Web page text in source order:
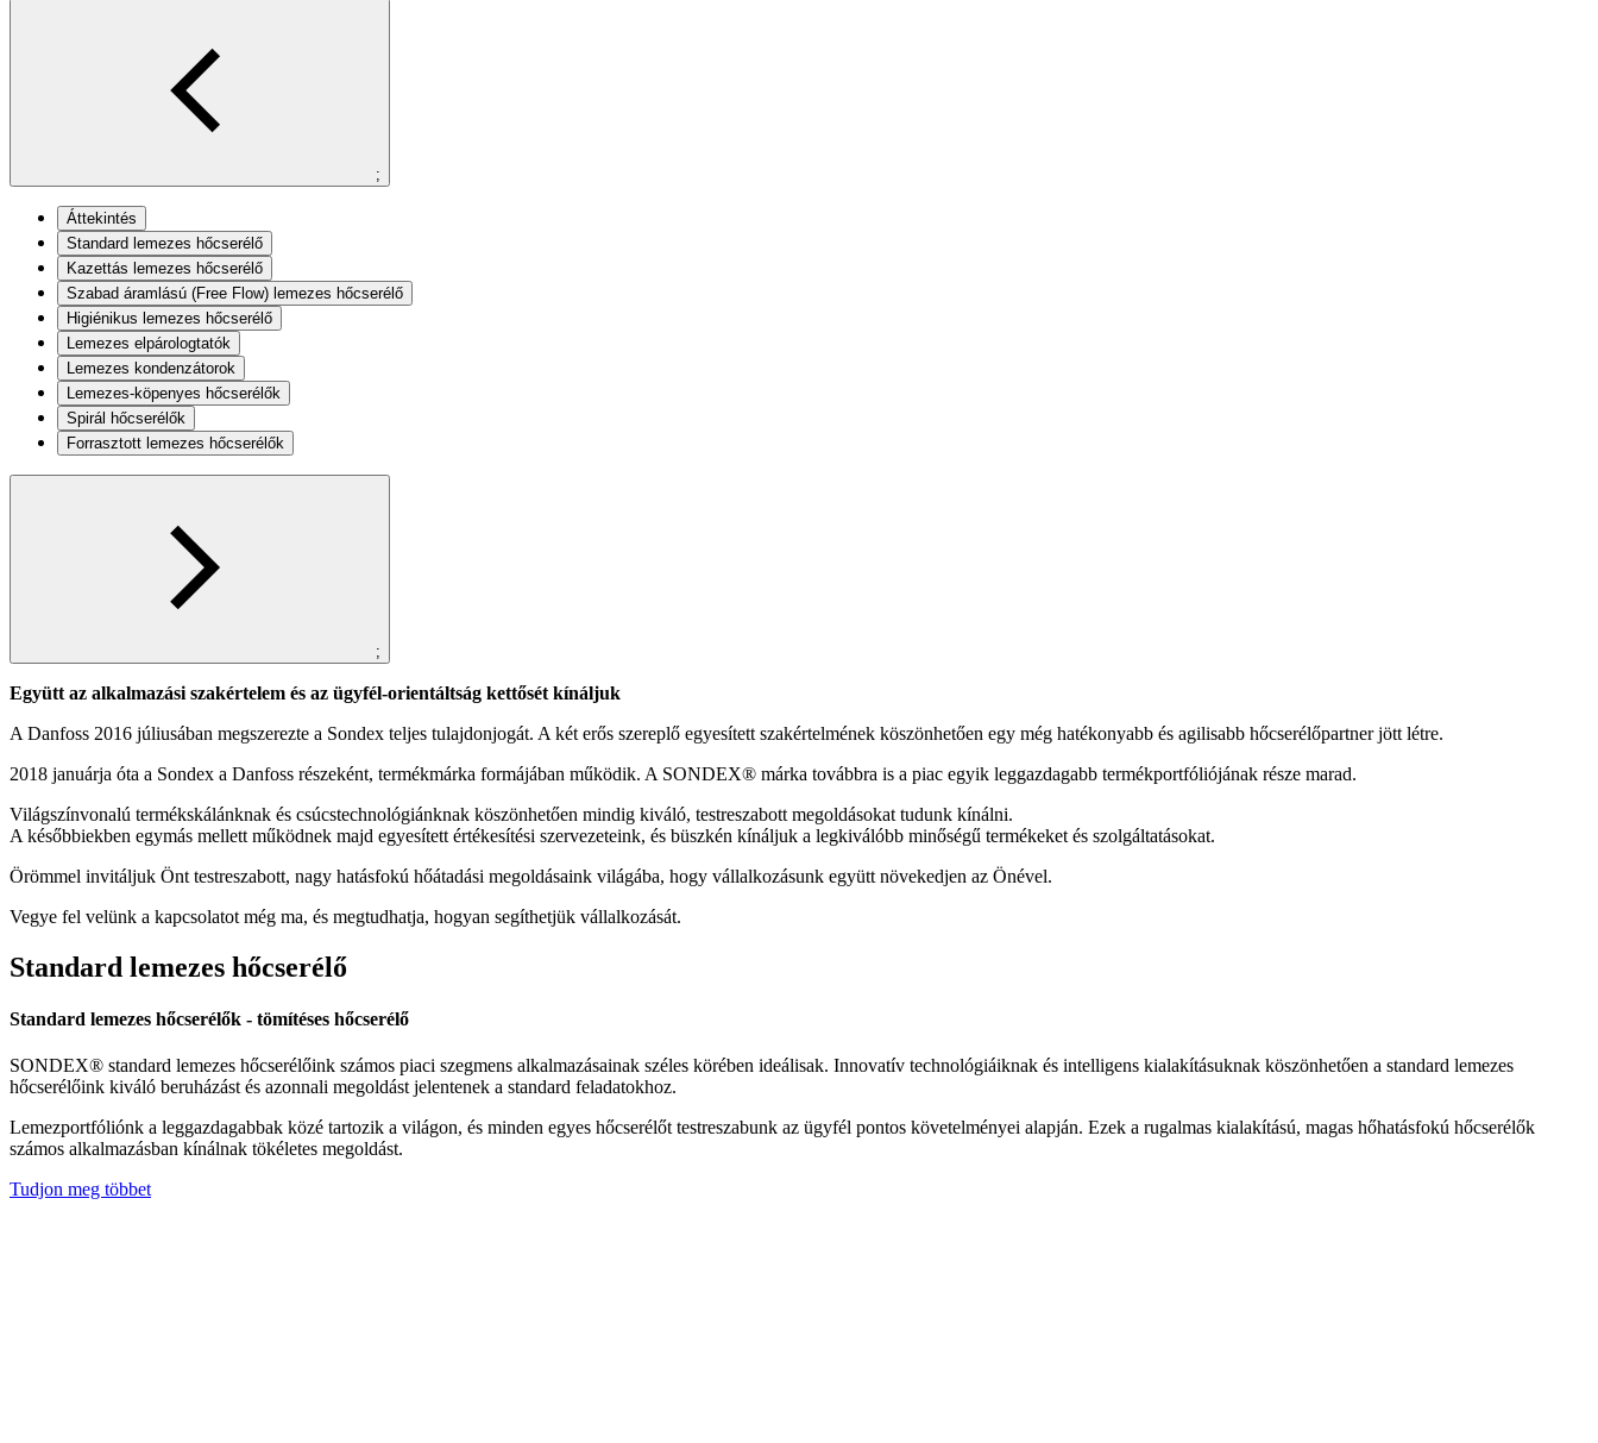
;
Áttekintés
Standard lemezes hőcserélő
Kazettás lemezes hőcserélő
Szabad áramlású (Free Flow) lemezes hőcserélő
Higiénikus lemezes hőcserélő
Lemezes elpárologtatók
Lemezes kondenzátorok
Lemezes-köpenyes hőcserélők
Spirál hőcserélők
Forrasztott lemezes hőcserélők
;
Együtt az alkalmazási szakértelem és az ügyfél-orientáltság kettősét kínáljuk
A Danfoss 2016 júliusában megszerezte a Sondex teljes tulajdonjogát. A két erős szereplő egyesített szakértelmének köszönhetően egy még hatékonyabb és agilisabb hőcserélőpartner jött létre.
2018 januárja óta a Sondex a Danfoss részeként, termékmárka formájában működik. A SONDEX® márka továbbra is a piac egyik leggazdagabb termékportfóliójának része marad.
Világszínvonalú termékskálánknak és csúcstechnológiánknak köszönhetően mindig kiváló, testreszabott megoldásokat tudunk kínálni.
A későbbiekben egymás mellett működnek majd egyesített értékesítési szervezeteink, és büszkén kínáljuk a legkiválóbb minőségű termékeket és szolgáltatásokat.
Örömmel invitáljuk Önt testreszabott, nagy hatásfokú hőátadási megoldásaink világába, hogy vállalkozásunk együtt növekedjen az Önével.
Vegye fel velünk a kapcsolatot még ma, és megtudhatja, hogyan segíthetjük vállalkozását.
Standard lemezes hőcserélő
Standard lemezes hőcserélők - tömítéses hőcserélő
SONDEX® standard lemezes hőcserélőink számos piaci szegmens alkalmazásainak széles körében ideálisak. Innovatív technológiáiknak és intelligens kialakításuknak köszönhetően a standard lemezes
hőcserélőink kiváló beruházást és azonnali megoldást jelentenek a standard feladatokhoz.
Lemezportfóliónk a leggazdagabbak közé tartozik a világon, és minden egyes hőcserélőt testreszabunk az ügyfél pontos követelményei alapján. Ezek a rugalmas kialakítású, magas hőhatásfokú hőcserélők
számos alkalmazásban kínálnak tökéletes megoldást.
Tudjon meg többet